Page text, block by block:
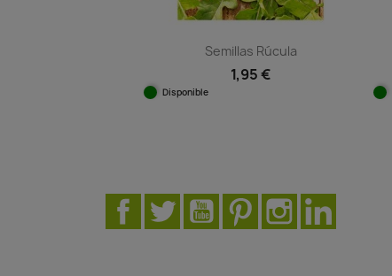
Semillas Rúcula
1,95 €
Disponible
Facebook
Twitter YouTubePinterestInstagram